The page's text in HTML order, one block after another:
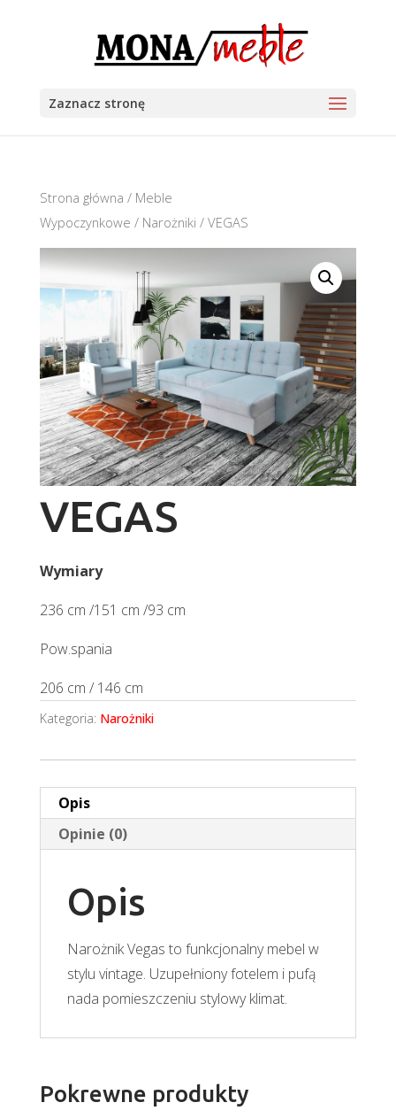
Zaznacz stronę
Strona główna / Meble
Wypoczynkowe / Narożniki / VEGAS
VEGAS
Wymiary
236 cm /151 cm /93 cm
Pow.spania
206 cm / 146 cm
Kategoria: Narożniki
Opis
Opinie (0)
Opis
Narożnik Vegas to funkcjonalny mebel w
stylu vintage. Uzupełniony fotelem i pufą
nada pomieszczeniu stylowy klimat.
Pokrewne produkty